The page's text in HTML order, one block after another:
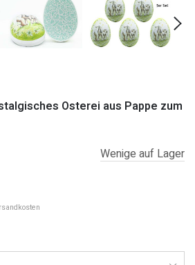
Osterei aus Pappe zum
Wenige auf Lager